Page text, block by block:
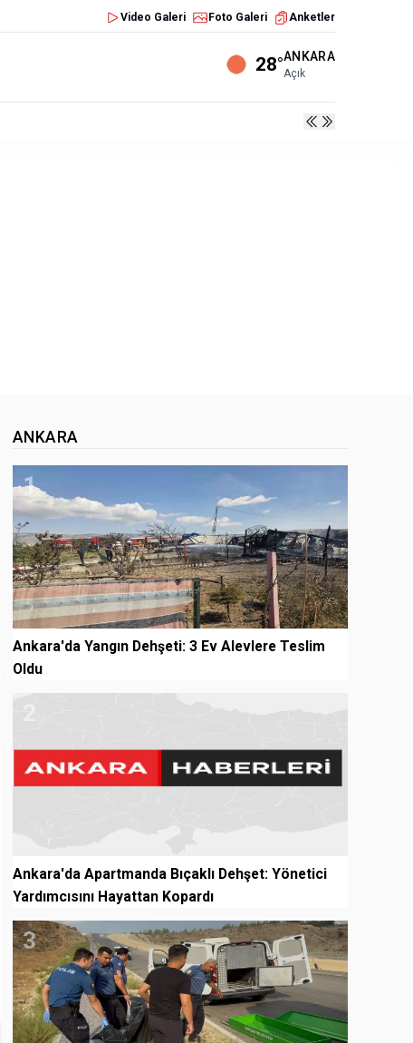
Video Galeri Foto Galeri Anketler
28°ANKARA
Açık
ANKARA
1
Ankara'da Yangın Dehşeti: 3 Ev Alevlere Teslim
Oldu
2
Ankara'da Apartmanda Bıçaklı Dehşet: Yönetici
Yardımcısını Hayattan Kopardı
3